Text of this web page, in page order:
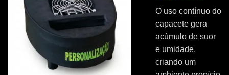
O uso contínuo do
capacete gera
acúmulo de suor
e umidade,
criando um